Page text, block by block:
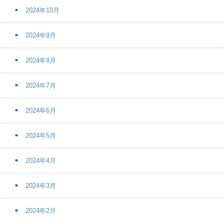
2024年10月
2024年9月
2024年8月
2024年7月
2024年6月
2024年5月
2024年4月
2024年3月
2024年2月